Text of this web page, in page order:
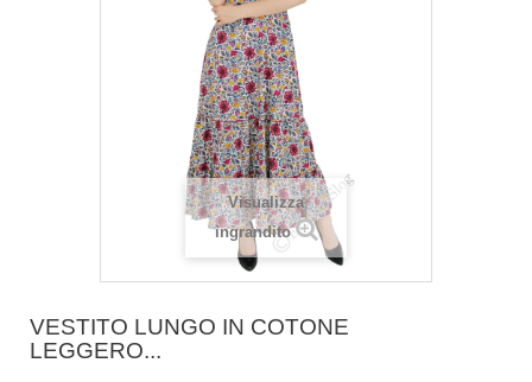
Visualizza
ingrandito
VESTITO LUNGO IN COTONE
LEGGERO...